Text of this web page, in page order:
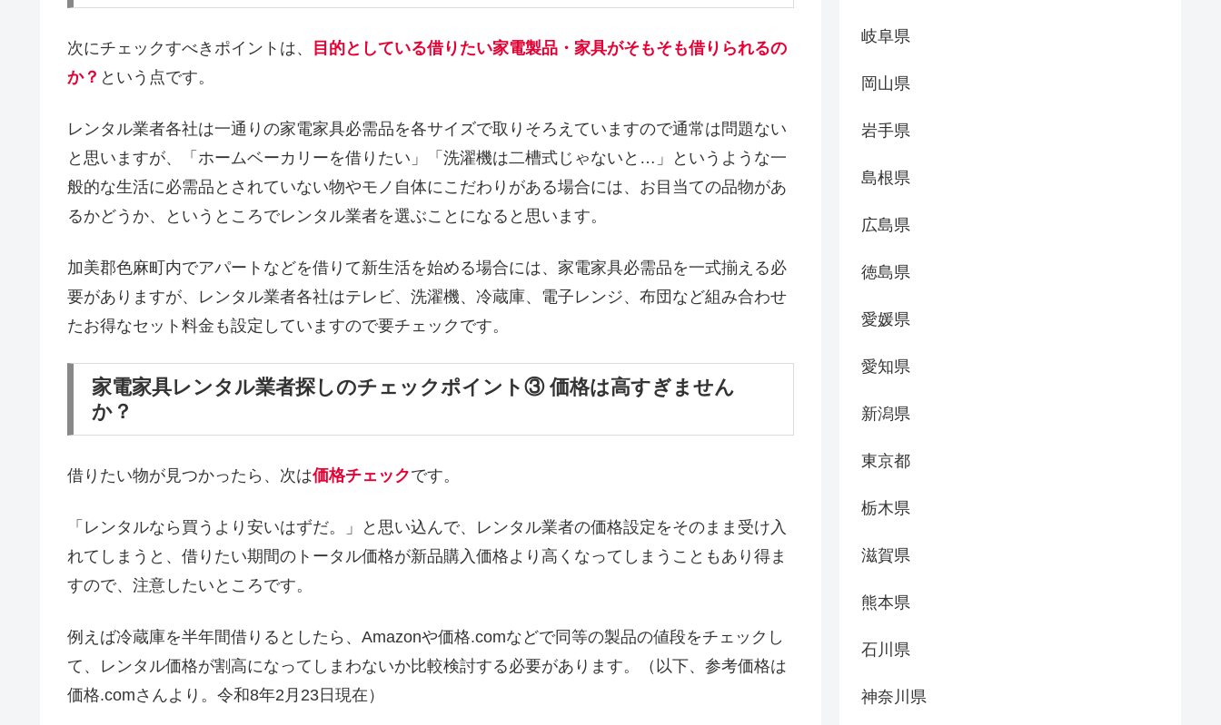
次にチェックすべきポイントは、
目的としている借りたい家電製品・家具がそもそも借りられるの
か？ という点です。
レンタル業者各社は一通りの家電家具必需品を各サイズで取りそろえていますので通常は問題ない
と思いますが、「ホームベーカリーを借りたい」「洗濯機は二槽式じゃないと…」というような一
般的な生活に必需品とされていない物やモノ自体にこだわりがある場合には、お目当ての品物があ
るかどうか、というところでレンタル業者を選ぶことになると思います。
加美郡色麻町内でアパートなどを借りて新生活を始める場合には、家電家具必需品を一式揃える必
要がありますが、レンタル業者各社はテレビ、洗濯機、冷蔵庫、電子レンジ、布団など組み合わせ
たお得なセット料金も設定していますので要チェックです。
家電家具レンタル業者探しのチェックポイント③ 価格は高すぎません
か？
借りたい物が見つかったら、次は価格チェックです。
「レンタルなら買うより安いはずだ。」と思い込んで、レンタル業者の価格設定をそのまま受け入
れてしまうと、借りたい期間のトータル価格が新品購入価格より高くなってしまうこともあり得ま
すので、注意したいところです。
例えば冷蔵庫を半年間借りるとしたら、Amazonや価格.comなどで同等の製品の値段をチェックし
て、レンタル価格が割高になってしまわないか比較検討する必要があります。（以下、参考価格は
価格.comさんより。令和8年2月23日現在）
岐阜県
岡山県
岩手県
島根県
広島県
徳島県
愛媛県
愛知県
新潟県
東京都
栃木県
滋賀県
熊本県
石川県
神奈川県